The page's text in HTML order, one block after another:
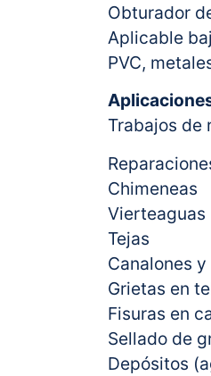
Obturador
Aplicable
PVC,
Trabajos de
Chimeneas
Vierteaguas
Tejas
Canalones
Grietas en
Fisuras en
Sellado de
Depósitos